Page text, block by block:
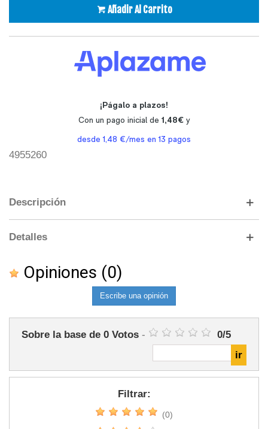
Añadir Al Carrito
4955260
Descripción
Detalles
Opiniones (0)
Escribe una opinión
Sobre la base de 0 Votos - 0/5
Filtrar:
(0)